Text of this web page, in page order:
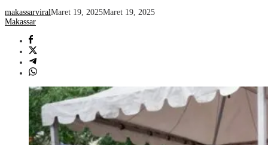
makassarviralMaret 19, 2025Maret 19, 2025
Makassar